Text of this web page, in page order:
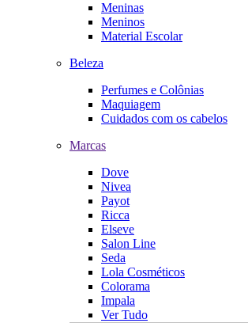
Meninas
Meninos
Material Escolar
Beleza
Perfumes e Colônias
Maquiagem
Cuidados com os cabelos
Marcas
Dove
Nivea
Payot
Ricca
Elseve
Salon Line
Seda
Lola Cosméticos
Colorama
Impala
Ver Tudo